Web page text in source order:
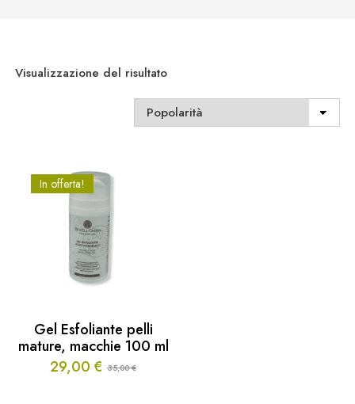
Visualizzazione del risultato
In offerta!
Gel Esfoliante pelli
mature, macchie 100 ml
35,00€
Il
29,00 €
Il